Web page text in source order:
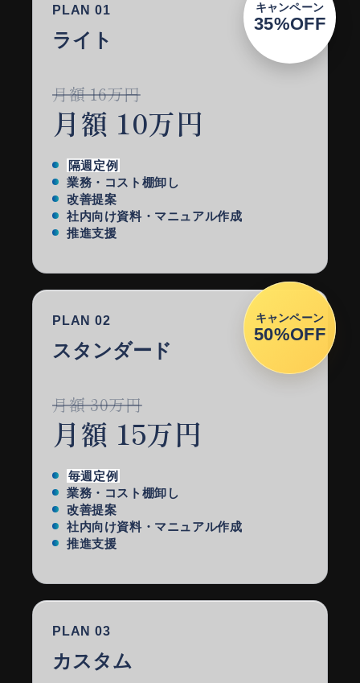
キャンペーン
35%OFF
PLAN 01
ライト
月額 16万円
月額 10万円
隔週定例
業務・コスト棚卸し
改善提案
社内向け資料・マニュアル作成
推進支援
キャンペーン
50%OFF
PLAN 02
スタンダード
月額 30万円
月額 15万円
毎週定例
業務・コスト棚卸し
改善提案
社内向け資料・マニュアル作成
推進支援
PLAN 03
カスタム